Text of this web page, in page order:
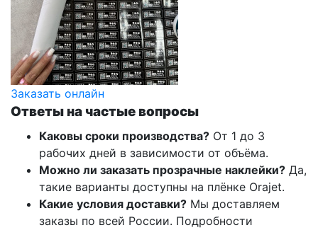
Заказать онлайн
Ответы на частые вопросы
Каковы сроки производства? От 1 до 3
рабочих дней в зависимости от объёма.
Можно ли заказать прозрачные наклейки? Да,
такие варианты доступны на плёнке Orajet.
Какие условия доставки? Мы доставляем
заказы по всей России. Подробности